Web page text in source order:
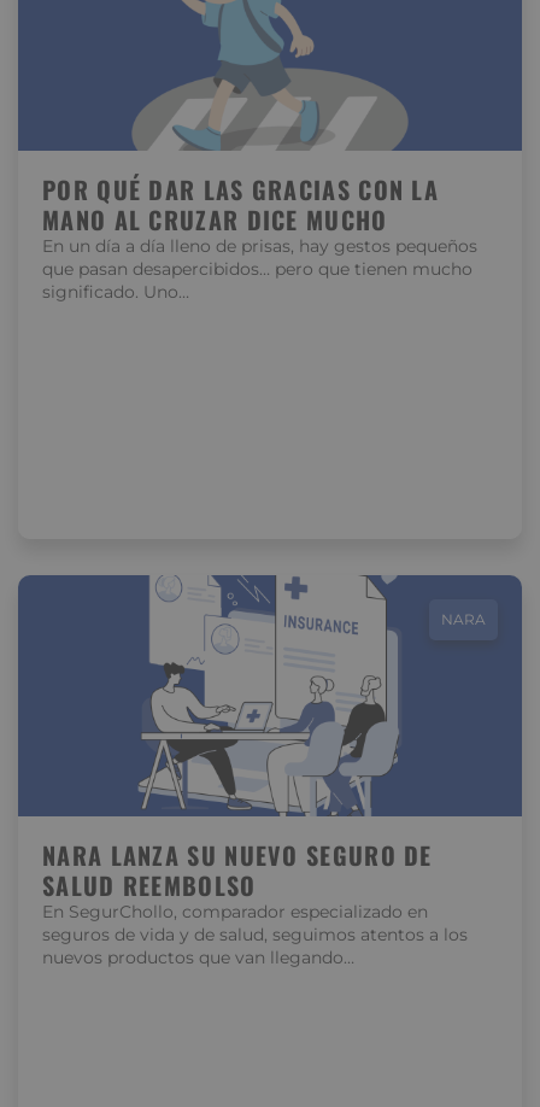
POR QUÉ DAR LAS GRACIAS CON LA
MANO AL CRUZAR DICE MUCHO
En un día a día lleno de prisas, hay gestos pequeños
que pasan desapercibidos… pero que tienen mucho
significado. Uno…
NARA
NARA LANZA SU NUEVO SEGURO DE
SALUD REEMBOLSO
En SegurChollo, comparador especializado en
seguros de vida y de salud, seguimos atentos a los
nuevos productos que van llegando…